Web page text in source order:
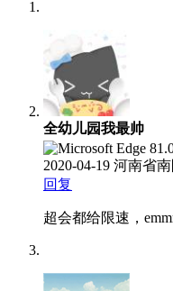
全幼儿园我最帅
2020-04-19 河南省
回复
超会都给限速，